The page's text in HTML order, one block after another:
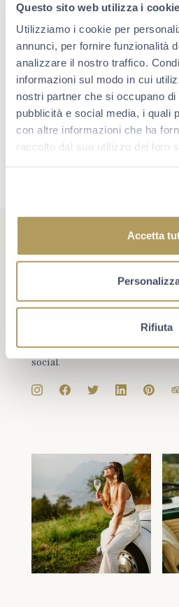
Questo sito web utilizza i cookie
Utilizziamo i cookie per
annunci, per fornire funzionalità
analizzare il nostro traffico.
informazioni sul modo in cui
nostri partner che si occupano
pubblicità e social media, i quali
con altre informazioni che ha
raccolto dal suo utilizzo dei loro
Accetta
Rifiuta
Che cosa rende un momento
oppure un traguardo. Più spesso
la voglia di star bene insieme.
social.